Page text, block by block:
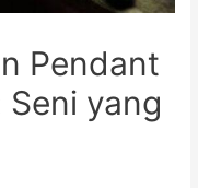
Pendant
Seni yang